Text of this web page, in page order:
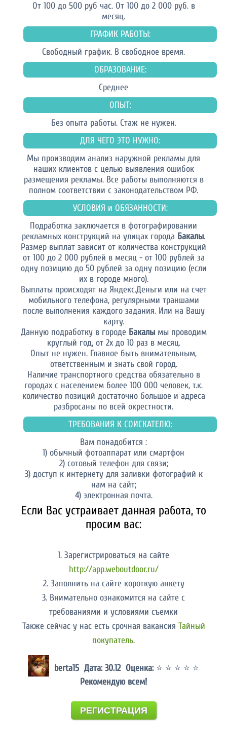
От 100 до 500 руб час. От 100 до 2 000 руб. в
месяц.
ГРАФИК РАБОТЫ:
Свободный график. В свободное время.
ОБРАЗОВАНИЕ:
Среднее
ОПЫТ:
Без опыта работы. Стаж не нужен.
ДЛЯ ЧЕГО ЭТО НУЖНО:
Мы производим анализ наружной рекламы для
наших клиентов с целью выявления ошибок
размещения рекламы. Все работы выполняются в
полном соответствии с законодательством РФ.
УСЛОВИЯ и ОБЯЗАННОСТИ:
Подработка заключается в фотографировании
рекламных конструкций на улицах города Бакалы.
Размер выплат зависит от количества конструкций
от 100 до 2 000 рублей в месяц - от 100 рублей за
одну позицию до 50 рублей за одну позицию (если
их в городе много).
Выплаты происходят на Яндекс.Деньги или на счет
мобильного телефона, регулярными траншами
после выполнения каждого задания. Или на Вашу
карту.
Данную подработку в городе Бакалымы проводим
круглый год, от 2х до 10 раз в месяц.
Опыт не нужен. Главное быть внимательным,
ответственным и знать свой город.
Наличие транспортного средства обязательно в
городах с населением более 100 000 человек, т.к.
количество позиций достаточно большое и адреса
разбросаны по всей окрестности.
ТРЕБОВАНИЯ К СОИСКАТЕЛЮ:
Вам понадобится :
1) обычный фотоаппарат или смартфон
2) сотовый телефон для связи;
3) доступ к интернету для заливки фотографий к
нам на сайт;
4) электронная почта.
Если Вас устраивает данная работа, то
просим вас:
1. Зарегистрироваться на сайте
http://app.weboutdoor.ru/
2. Заполнить на сайте короткую анкету
3. Внимательно ознакомится на сайте с
требованиями и условиями съемки
Также сейчас у нас есть срочная вакансия Тайный
покупатель.
berta15 Дата: 30.12 Оценка: ⭐ ⭐ ⭐ ⭐ ⭐
Рекомендую всем!
РЕГИСТРАЦИЯ